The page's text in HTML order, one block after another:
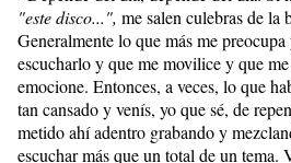
"este disco...", me salen culebras de la
Generalmente lo que más me preocupa
escucharlo y que me movilice y que
emocione. Entonces, a veces, lo que
tan cansado y venís, yo que sé, de
metido ahí adentro grabando y
escuchar más que un total de un tema.